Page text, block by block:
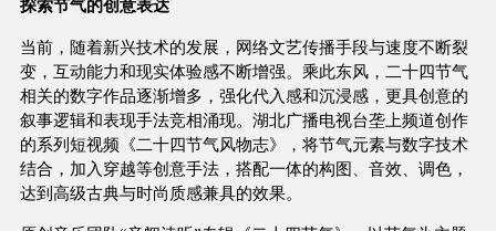
探索节气的创意表达
当前，随着新兴技术的发展，网络文艺传播手段与速度不断裂
变，互动能力和现实体验感不断增强。乘此东风，二十四节气
相关的数字作品逐渐增多，强化代入感和沉浸感，更具创意的
叙事逻辑和表现手法竞相涌现。湖北广播电视台垄上频道创作
的系列短视频《二十四节气风物志》，将节气元素与数字技术
结合，加入穿越等创意手法，搭配一体的构图、音效、调色，
达到高级古典与时尚质感兼具的效果。